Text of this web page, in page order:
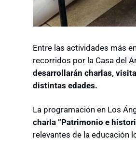
Entre las actividades más
recorridos por la Casa del
desarrollarán charlas,
distintas edades.
La programación en Los
charla “Patrimonio e
relevantes de la educación